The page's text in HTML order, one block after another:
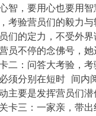
智，要用心也要用智
考验营员们的毅力
们的定力，不受外
员不停的念佛号，
二：问答大考验，
须分别在短时 间内
主要是发挥营员们
卡三：一家亲，带出